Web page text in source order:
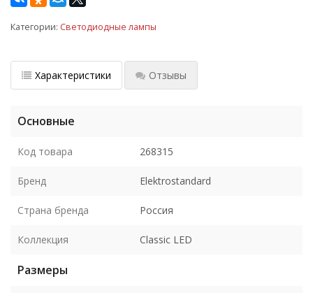
Категории: Светодиодные лампы
Характеристики Отзывы
Основные
Код товара 268315
Бренд Elektrostandard
Страна бренда Россия
Коллекция Classic LED
Размеры